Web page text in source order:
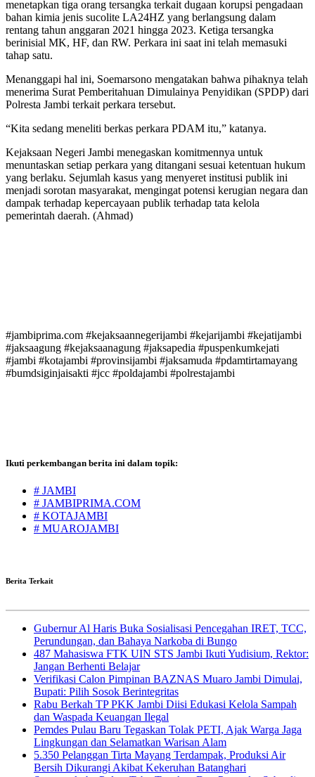
menetapkan tiga orang tersangka terkait dugaan korupsi pengadaan
bahan kimia jenis sucolite LA24HZ yang berlangsung dalam
rentang tahun anggaran 2021 hingga 2023. Ketiga tersangka
berinisial MK, HF, dan RW. Perkara ini saat ini telah memasuki
tahap satu.
Menanggapi hal ini, Soemarsono mengatakan bahwa pihaknya telah
menerima Surat Pemberitahuan Dimulainya Penyidikan (SPDP) dari
Polresta Jambi terkait perkara tersebut.
“Kita sedang meneliti berkas perkara PDAM itu,” katanya.
Kejaksaan Negeri Jambi menegaskan komitmennya untuk
menuntaskan setiap perkara yang ditangani sesuai ketentuan hukum
yang berlaku. Sejumlah kasus yang menyeret institusi publik ini
menjadi sorotan masyarakat, mengingat potensi kerugian negara dan
dampak terhadap kepercayaan publik terhadap tata kelola
pemerintah daerah. (Ahmad)
#jambiprima.com #kejaksaannegerijambi #kejarijambi #kejatijambi
#jaksaagung #kejaksaanagung #jaksapedia #puspenkumkejati
#jambi #kotajambi #provinsijambi #jaksamuda #pdamtirtamayang
#bumdsiginjaisakti #jcc #poldajambi #polrestajambi
Ikuti perkembangan berita ini dalam topik:
# JAMBI
# JAMBIPRIMA.COM
# KOTAJAMBI
# MUAROJAMBI
Berita Terkait
Gubernur Al Haris Buka Sosialisasi Pencegahan IRET, TCC,
Perundungan, dan Bahaya Narkoba di Bungo
487 Mahasiswa FTK UIN STS Jambi Ikuti Yudisium, Rektor:
Jangan Berhenti Belajar
Verifikasi Calon Pimpinan BAZNAS Muaro Jambi Dimulai,
Bupati: Pilih Sosok Berintegritas
Rabu Berkah TP PKK Jambi Diisi Edukasi Kelola Sampah
dan Waspada Keuangan Ilegal
Pemdes Pulau Baru Tegaskan Tolak PETI, Ajak Warga Jaga
Lingkungan dan Selamatkan Warisan Alam
5.350 Pelanggan Tirta Mayang Terdampak, Produksi Air
Bersih Dikurangi Akibat Kekeruhan Batanghari